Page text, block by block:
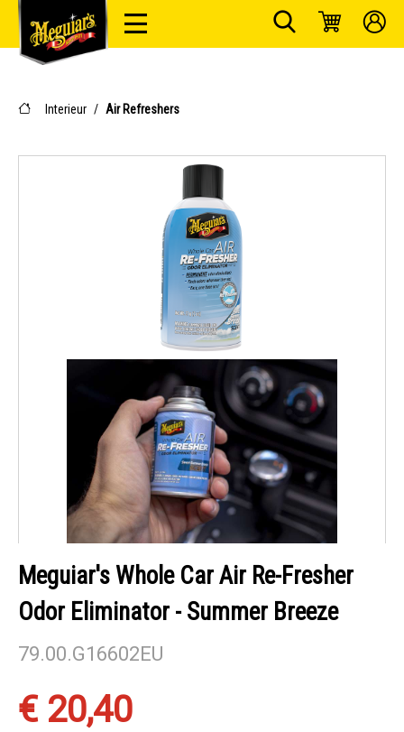
Interieur / Air Refreshers
Meguiar's Whole Car Air Re-Fresher
Odor Eliminator - Summer Breeze
79.00.G16602EU
€ 20,40